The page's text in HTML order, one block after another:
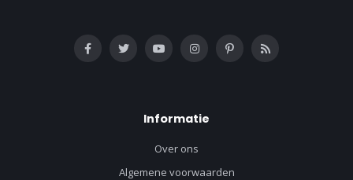
Informatie
Over ons
Algemene voorwaarden